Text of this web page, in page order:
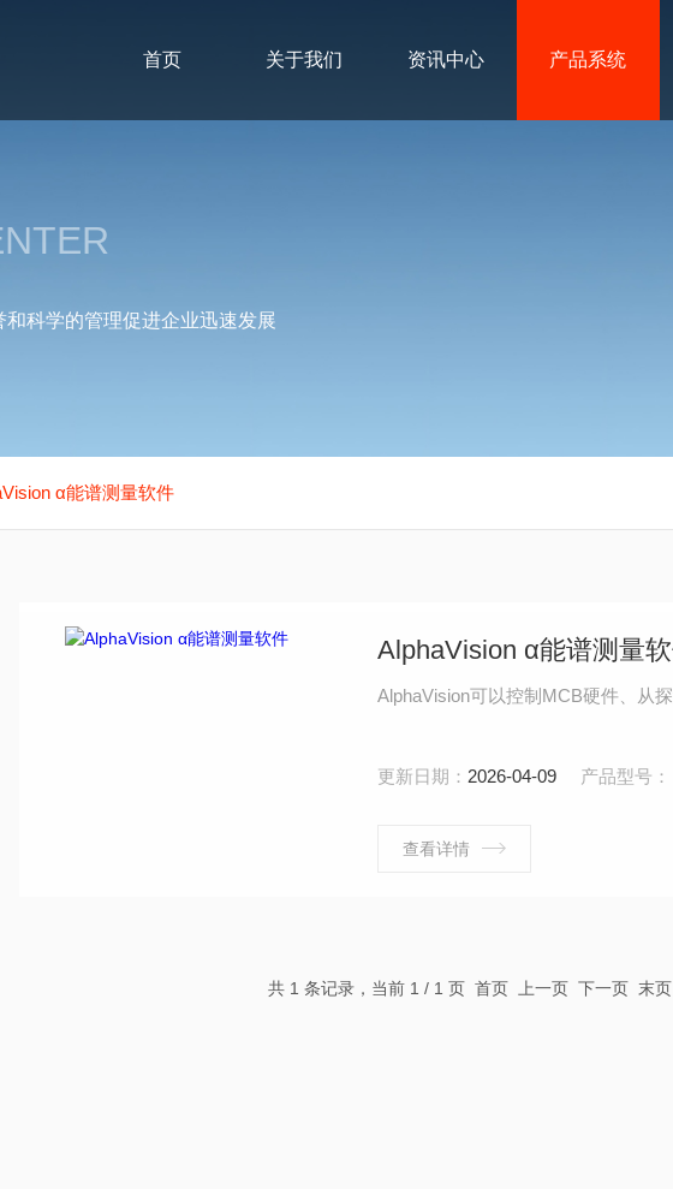
首页 关于我们 资讯中心 产品系统
科学的管理促进企业迅速发展
α能谱测量软件
AlphaVision α能谱测量
AlphaVision可以控制MCB硬件、从
更新日期： 2026-04-09 产品型号：
查看详情
共 1 条记录，当前 1 / 1 页 首页 上一页 下一页 末